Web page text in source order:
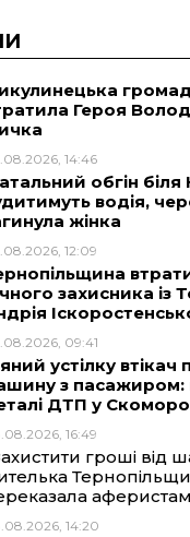
Героя
14:46
обгін біля
водія,
жінка
12:09
захисника із
09:41
устілку втікач
з пасажиром:
ДТП у
16:49
гроші від
14:20